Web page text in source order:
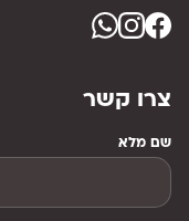
צרו קשר
שם מלא